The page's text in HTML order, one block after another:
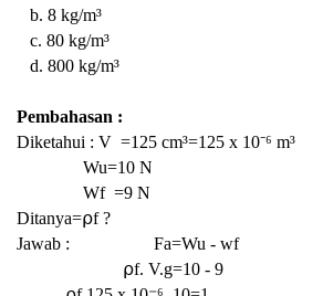
b. 8 kg/m³
c. 80 kg/m³
d. 800 kg/m³
Pembahasan :
Diketahui : V =125 cm³=125 x 10⁻⁶ m³
Wu=10 N
Wf =9 N
Ditanya=⍴f ?
Jawab : Fa=Wu - wf
⍴f. V.g=10 - 9